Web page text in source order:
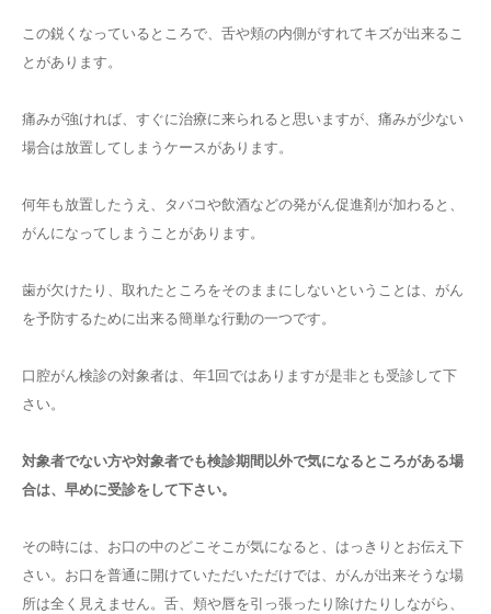
この鋭くなっているところで、舌や頬の内側がすれてキズが出来るこ
とがあります。
痛みが強ければ、すぐに治療に来られると思いますが、痛みが少ない
場合は放置してしまうケースがあります。
何年も放置したうえ、タバコや飲酒などの発がん促進剤が加わると、
がんになってしまうことがあります。
歯が欠けたり、取れたところをそのままにしないということは、がん
を予防するために出来る簡単な行動の一つです。
口腔がん検診の対象者は、年1回ではありますが是非とも受診して下
さい。
対象者でない方や対象者でも検診期間以外で気になるところがある場
合は、早めに受診をして下さい。
その時には、お口の中のどこそこが気になると、はっきりとお伝え下
さい。お口を普通に開けていただいただけでは、がんが出来そうな場
所は全く見えません。舌、頬や唇を引っ張ったり除けたりしながら、